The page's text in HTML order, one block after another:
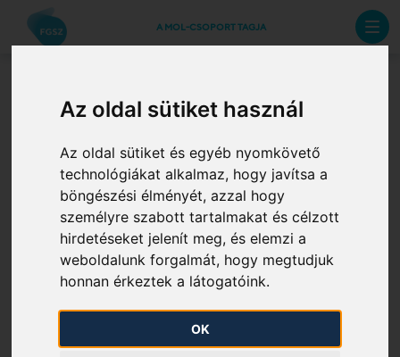
Az oldal sütiket használ
Az oldal sütiket és egyéb nyomkövető
technológiákat alkalmaz, hogy javítsa a
böngészési élményét, azzal hogy
személyre szabott tartalmakat és célzott
hirdetéseket jelenít meg, és elemzi a
weboldalunk forgalmát, hogy megtudjuk
honnan érkeztek a látogatóink.
OK
A MOL-CSOPORT TAGJA
A magyar földgázrendszer
éves adatai
A magyar földgázrendszer 2024. évi adatai
A magyar földgázrendszer 2024. évi adatai
táblázatban
A magyar földgázrendszer 2023. évi adatai
A magyar földgázrendszer 2023. évi adatai
táblázatban
A magyar földgázrendszer 2022. évi adatai